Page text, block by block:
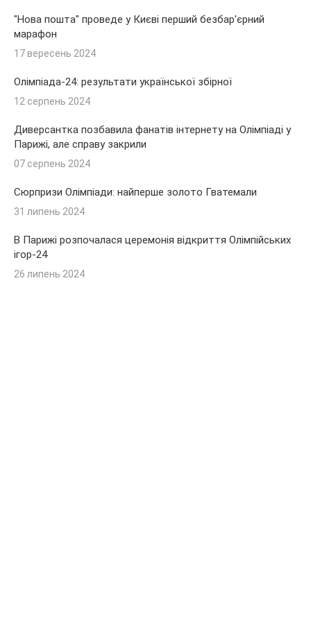
"Нова пошта" проведе у Києві перший безбар'єрний
марафон
17 вересень 2024
Олімпіада-24: результати української збірної
12 серпень 2024
Диверсантка позбавила фанатів інтернету на Олімпіаді у
Парижі, але справу закрили
07 серпень 2024
Сюрпризи Олімпіади: найперше золото Гватемали
31 липень 2024
В Парижі розпочалася церемонія відкриття Олімпійських
ігор-24
26 липень 2024